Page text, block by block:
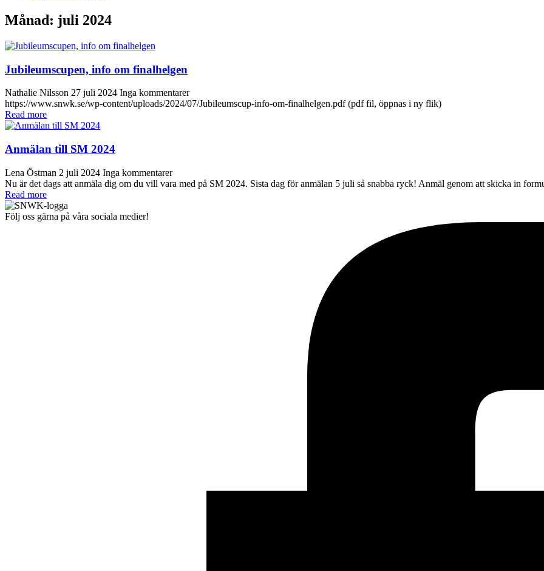
Månad: juli 2024
Jubileumscupen, info om finalhelgen
Nathalie Nilsson 27 juli 2024 Inga kommentarer
https://www.snwk.se/wp-content/uploads/2024/07/Jubileumscup-info-om-finalhelgen.pdf (pdf fil, öppnas i ny flik)
Read more
Anmälan till SM 2024
Lena Östman 2 juli 2024 Inga kommentarer
Nu är det dags att anmäla dig om du vill vara med på SM 2024. Sista dag för anmälan 5 juli så snabba ryck! Anmäl genom att skicka in
Read more
Följ oss gärna på våra sociala medier!